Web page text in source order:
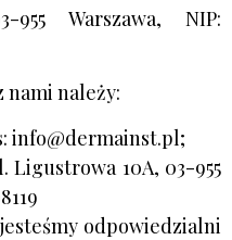
Warszawa, NIP:
nami należy:
info@dermainst.pl;
Ligustrowa 10A, 03-955
odpowiedzialni